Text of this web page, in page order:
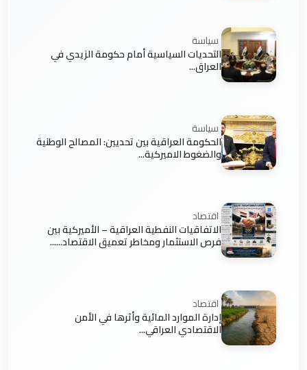
سياسة
التحديات السياسية أمام حكومة الزيدي في
العراق...
سياسة
الحكومة العراقية بين تحديين: المصالح الوطنية
والضغوط الاميركية...
اقتصاد
الاتفاقيات النفطية العراقية – الأميركية بين
فرص الاستثمار ومخاطر تعميق الاقتصاد......
اقتصاد
إدارة الموارد المائية وأثرها في الأمن
الاقتصادي العراقي...